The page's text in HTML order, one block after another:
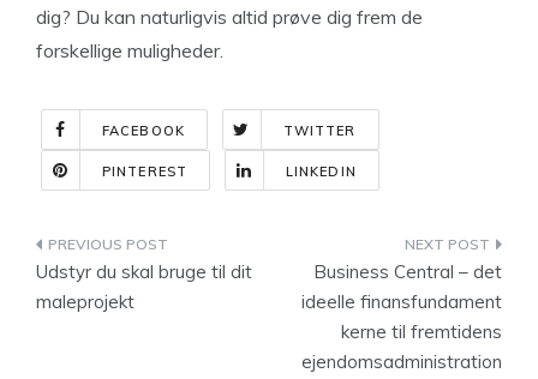
dig? Du kan naturligvis altid prøve dig frem de
forskellige muligheder.
FACEBOOK TWITTER
PINTEREST LINKEDIN
Indlægsnavigation
Udstyr du skal bruge til dit
maleprojekt
Business Central – det
ideelle finansfundament
kerne til fremtidens
ejendomsadministration